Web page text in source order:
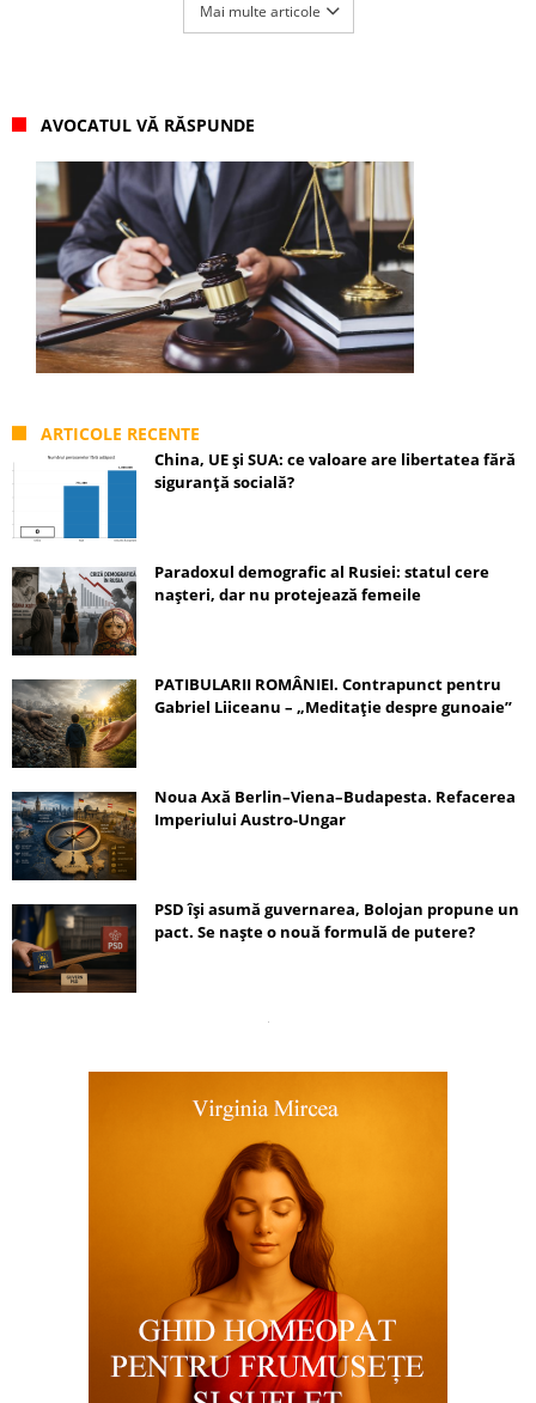
Mai multe articole
AVOCATUL VĂ RĂSPUNDE
ARTICOLE RECENTE
China, UE și SUA: ce valoare are libertatea fără
siguranță socială?
Paradoxul demografic al Rusiei: statul cere
nașteri, dar nu protejează femeile
PATIBULARII ROMÂNIEI. Contrapunct pentru
Gabriel Liiceanu – „Meditație despre gunoaie”
Noua Axă Berlin–Viena–Budapesta. Refacerea
Imperiului Austro-Ungar
PSD își asumă guvernarea, Bolojan propune un
pact. Se naște o nouă formulă de putere?